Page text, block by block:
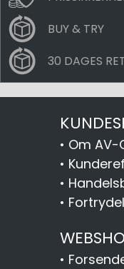
BUY & TRY
30 DAGES
• Om AV-
•
•
•
•